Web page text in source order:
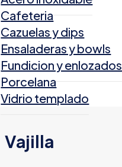
Cafeteria
Cazuelas y dips
Ensaladeras y bowls
Fundicion y enlozados
Porcelana
Vidrio templado
Vajilla